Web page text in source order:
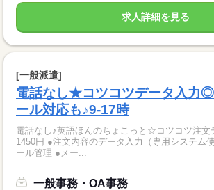
求人詳細を見る
[一般派遣]
電話なし★コツコツデータ入力
ール対応も♪9-17時
電話なし♪英語ほんのちょこっと☆コツコツ注
1450円 ●注文内容のデータ入力（専用システム使用！） ●スケジュ
ール管理 ●メー...
一般事務・OA事務